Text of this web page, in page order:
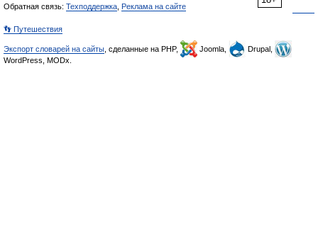
Обратная связь: Техподдержка Реклама на сайте
👣 Путешествия
Экспорт словарей на сайты , сделанные на PHP, Joomla,
Drupal,
WordPress, MODx.